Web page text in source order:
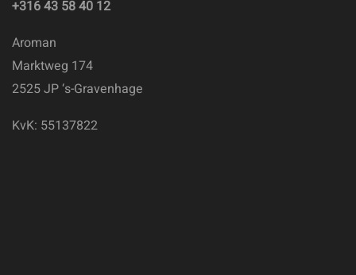
+316 43 58 40 12
Aroman
Marktweg 174
2525 JP ‘s-Gravenhage
KvK: 55137822